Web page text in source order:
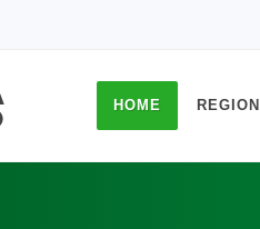
HOME REGIONI